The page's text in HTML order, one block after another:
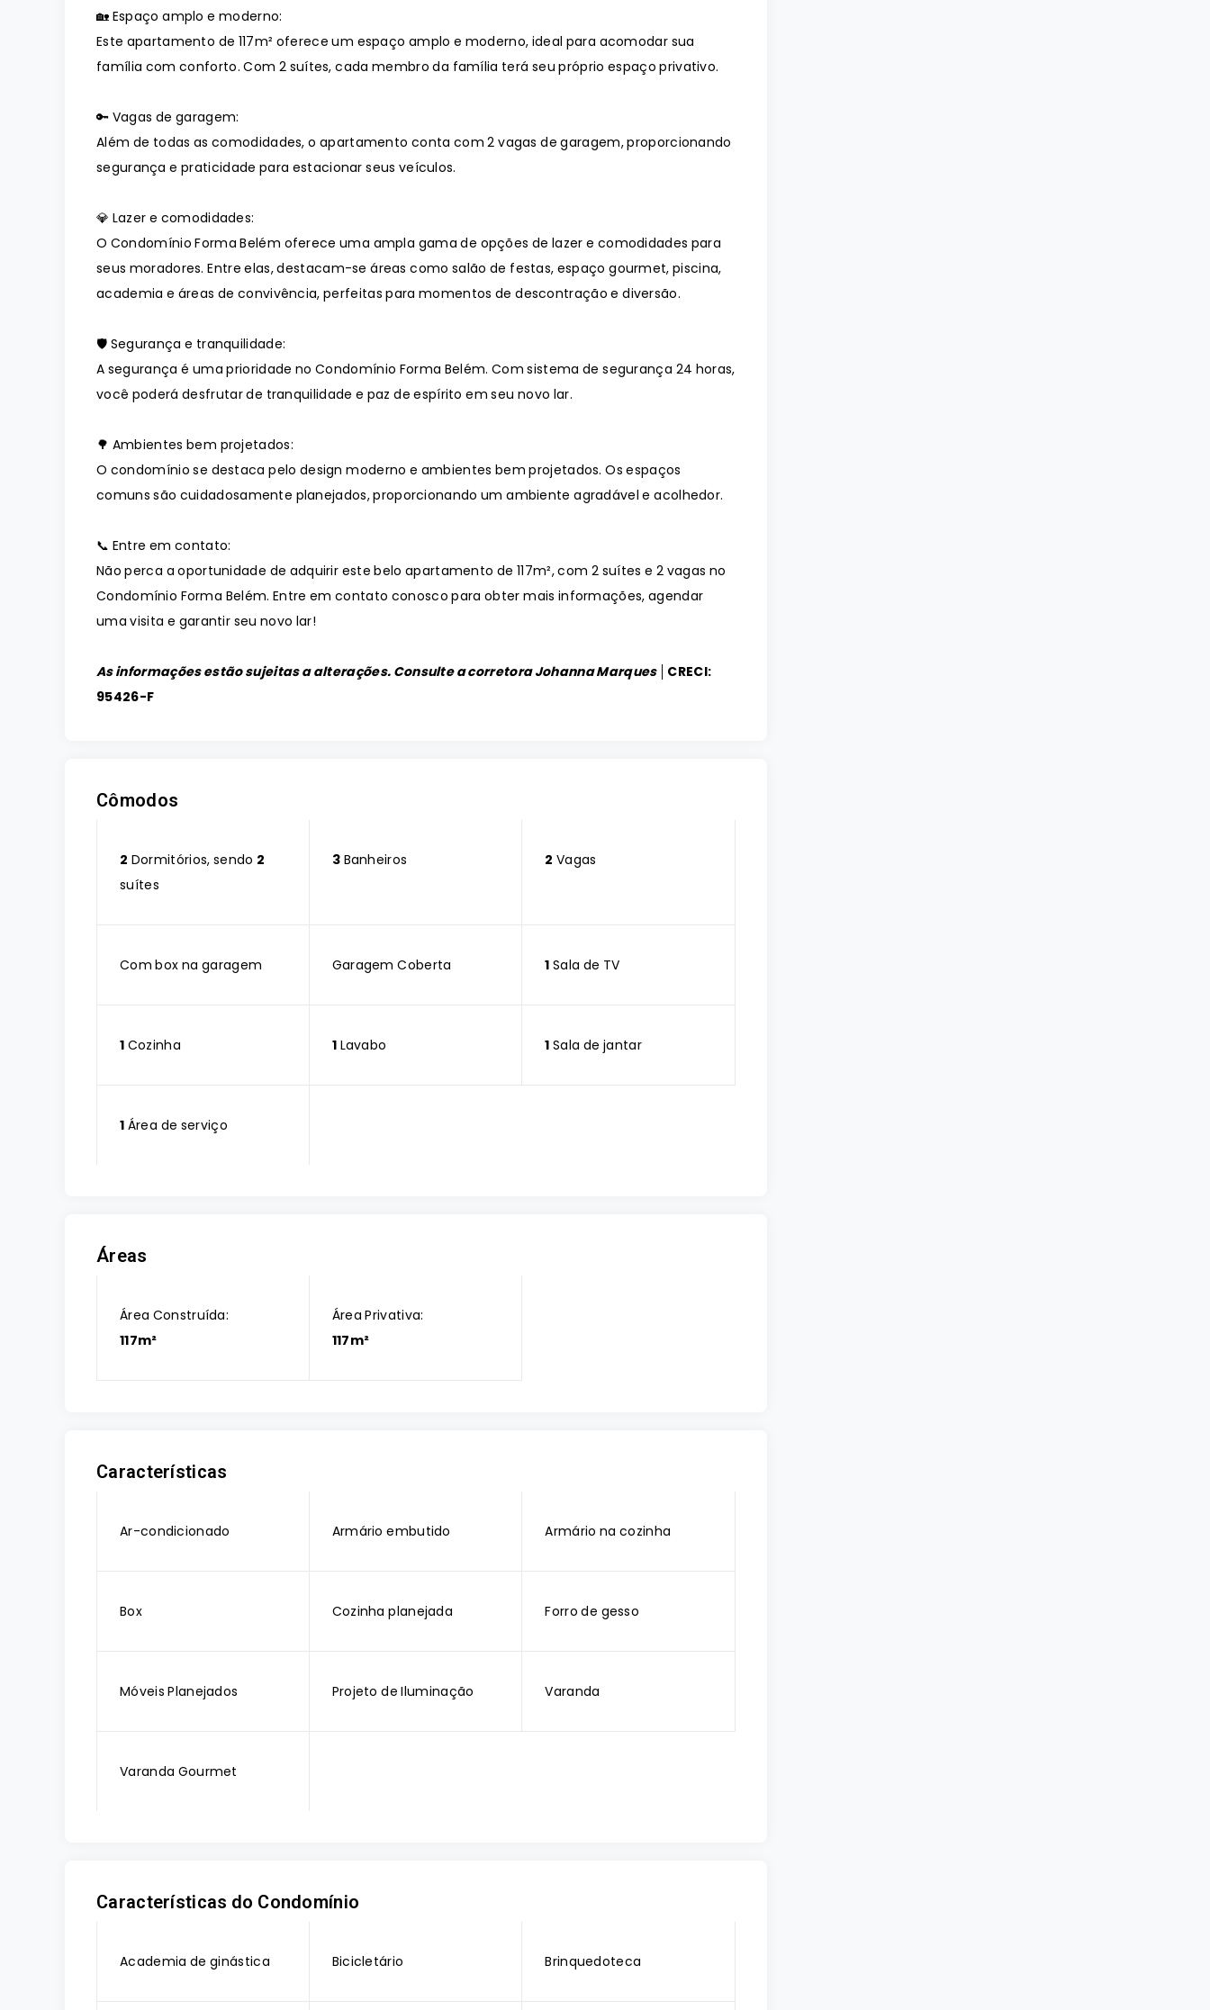
🏡 Espaço amplo e moderno:
Este apartamento de 117m² oferece um espaço amplo e moderno, ideal para acomodar sua
família com conforto. Com 2 suítes, cada membro da família terá seu próprio espaço privativo.
🔑 Vagas de garagem:
Além de todas as comodidades, o apartamento conta com 2 vagas de garagem, proporcionando
segurança e praticidade para estacionar seus veículos.
💎 Lazer e comodidades:
O Condomínio Forma Belém oferece uma ampla gama de opções de lazer e comodidades para
seus moradores. Entre elas, destacam-se áreas como salão de festas, espaço gourmet, piscina,
academia e áreas de convivência, perfeitas para momentos de descontração e diversão.
🛡️ Segurança e tranquilidade:
A segurança é uma prioridade no Condomínio Forma Belém. Com sistema de segurança 24 horas,
você poderá desfrutar de tranquilidade e paz de espírito em seu novo lar.
🌳 Ambientes bem projetados:
O condomínio se destaca pelo design moderno e ambientes bem projetados. Os espaços
comuns são cuidadosamente planejados, proporcionando um ambiente agradável e acolhedor.
📞 Entre em contato:
Não perca a oportunidade de adquirir este belo apartamento de 117m², com 2 suítes e 2 vagas no
Condomínio Forma Belém. Entre em contato conosco para obter mais informações, agendar
uma visita e garantir seu novo lar!
As informações estão sujeitas a alterações. Consulte a corretora Johanna Marques │ CRECI:
95426-F
Cômodos
2 Dormitórios, sendo 2
suítes
3Banheiros 2 Vagas
Com box na garagem Garagem Coberta 1 Sala de TV
1 Cozinha 1Lavabo 1 Sala de jantar
1 Área de serviço
Áreas
Área Construída:
117m²
Área Privativa:
117m²
Características
Ar-condicionado Armário embutido Armário na cozinha
Box Cozinha planejada Forro de gesso
Móveis Planejados Projeto de Iluminação Varanda
Varanda Gourmet
Características do Condomínio
Academia de ginástica Bicicletário Brinquedoteca